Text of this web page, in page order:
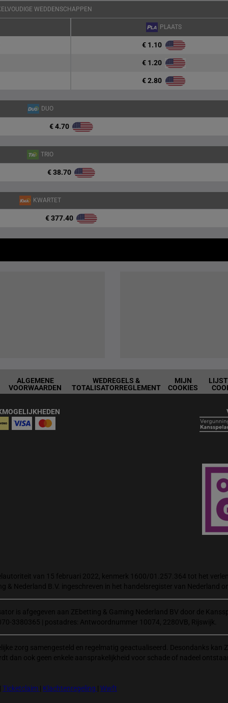
WEDDENSCHAPPEN
PLAATS
€ 1.10
€ 1.20
€ 2.80
DUO
€ 4.70
TRIO
€ 38.70
KWARTET
€ 377.40
ALGEMENE
VOORWAARDEN
WEDREGELS &
TOTALISATORREGLEMENT
MIJN
COOKIES
van 15 februari 2022, kenmerk 1600/01.257.364 tot het
& Nederland B.V. ingeschreven in het handelsregister van Nederland
is afgegeven aan ZEbetting & Gaming Nederland BV door de
3380365 | postadres: Antwoordnummer 10074, 2280VB, Rijswijk.
zorg samengesteld en regelmatig geactualiseerd. Desondanks kan
dan ook geen enkele aansprakelijkheid voor schade of nadeel
Ticketclaim Klachtenregeling Wwft